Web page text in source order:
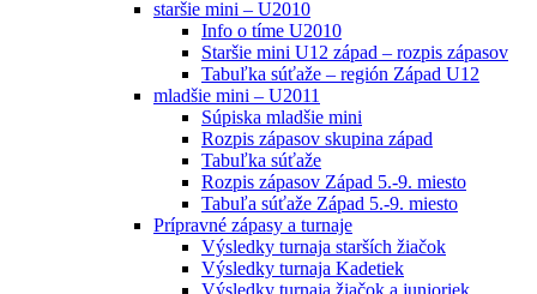
staršie mini – U2010
Info o tíme U2010
Staršie mini U12 západ – rozpis zápasov
Tabuľka súťaže – región Západ U12
mladšie mini – U2011
Súpiska mladšie mini
Rozpis zápasov skupina západ
Tabuľka súťaže
Rozpis zápasov Západ 5.-9. miesto
Tabuľa súťaže Západ 5.-9. miesto
Prípravné zápasy a turnaje
Výsledky turnaja starších žiačok
Výsledky turnaja Kadetiek
Výsledky turnaja žiačok a junioriek